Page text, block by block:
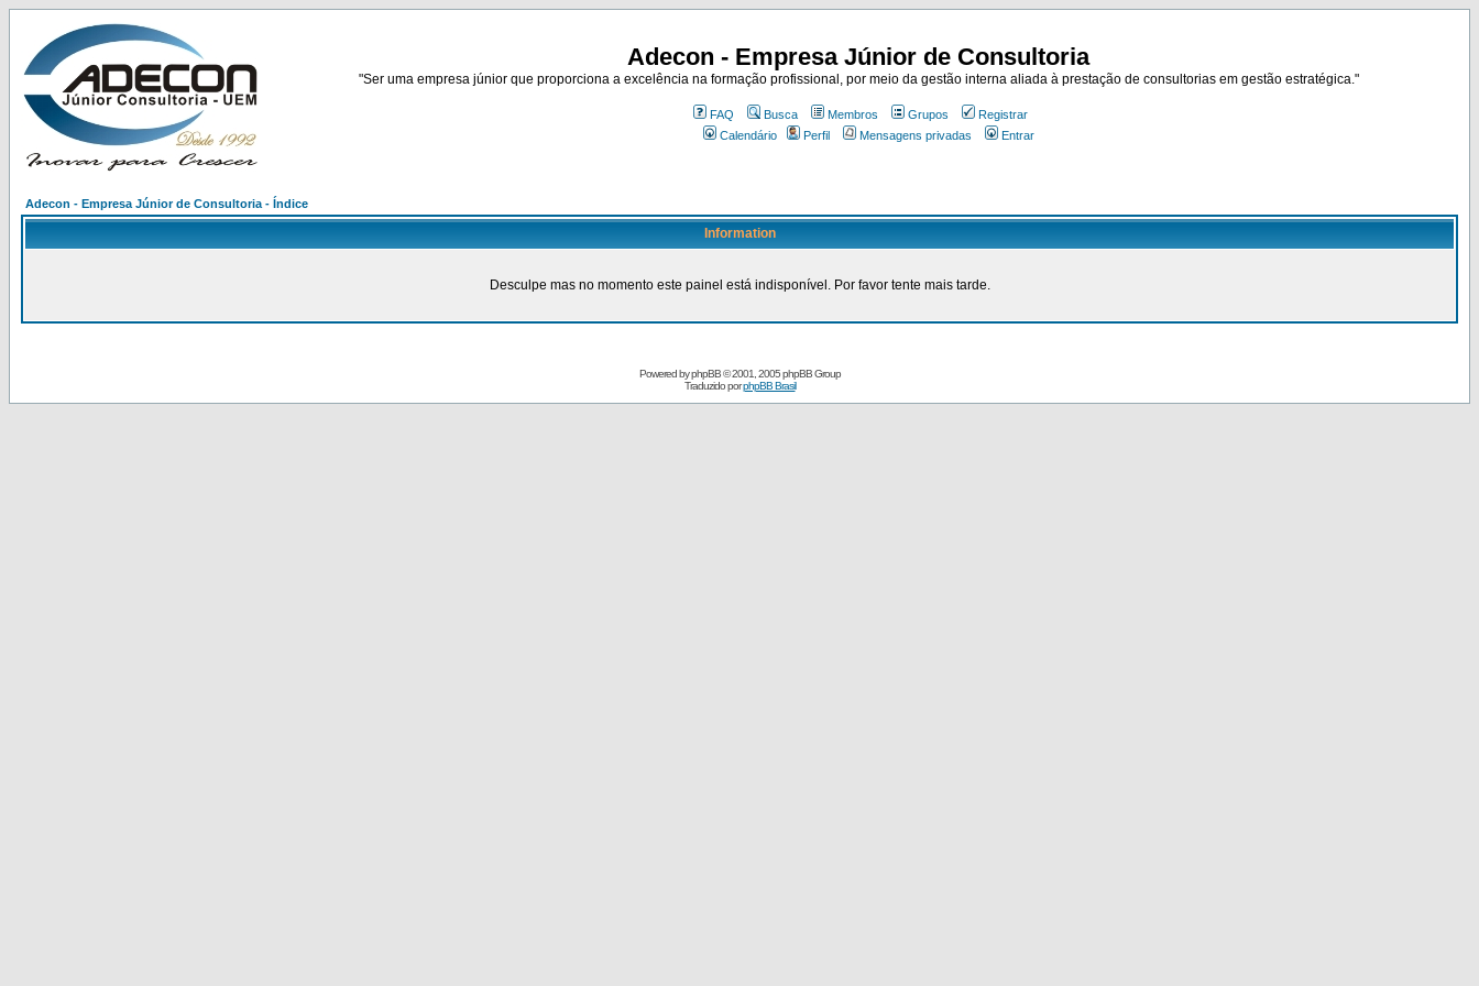
Adecon - Empresa Júnior de Consultoria
"Ser uma empresa júnior que proporciona a excelência na formação profissional, por meio da gestão interna aliada à prestação de consultorias em gestão estratégica."
FAQ Busca Membros Grupos
Registrar
Calendário
Perfil Mensagens privadas Entrar
Adecon - Empresa Júnior de Consultoria - Índice
Information
Desculpe mas no momento este painel está indisponível. Por favor tente mais tarde.
Powered byphpBB© 2001, 2005 phpBB Group
Traduzido porphpBB Brasil